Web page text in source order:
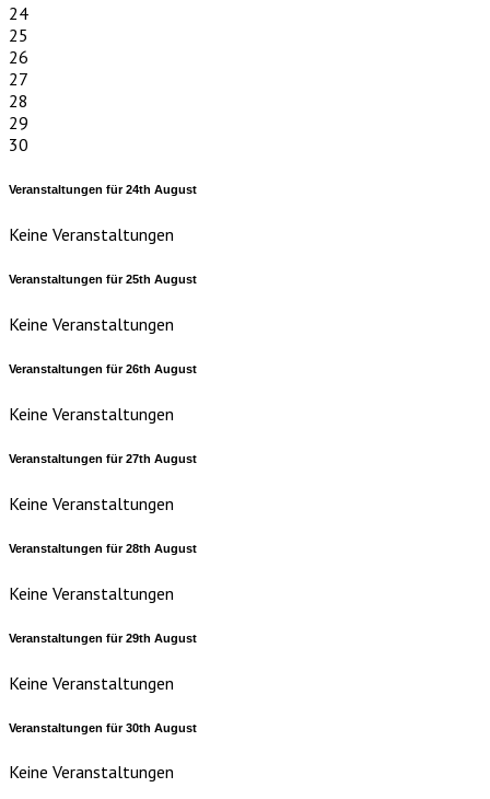
24
25
26
27
28
29
30
Veranstaltungen für24th August
Keine Veranstaltungen
Veranstaltungen für25th August
Keine Veranstaltungen
Veranstaltungen für26th August
Keine Veranstaltungen
Veranstaltungen für27th August
Keine Veranstaltungen
Veranstaltungen für28th August
Keine Veranstaltungen
Veranstaltungen für29th August
Keine Veranstaltungen
Veranstaltungen für30th August
Keine Veranstaltungen